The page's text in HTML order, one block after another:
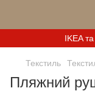
IKEA
Текстиль
Пляжний